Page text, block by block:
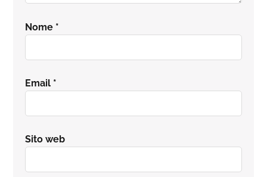
Nome *
Email *
Sito web